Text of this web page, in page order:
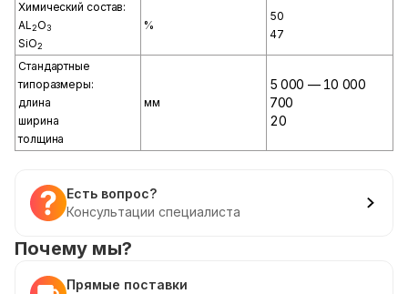
Химический состав:
AL2O3
SiO2
%
50
47
Стандартные
типоразмеры:
длина
ширина
толщина
мм
5 000 — 10 000
700
20
Есть вопрос?
Консультации специалиста
Почему мы?
Прямые поставки